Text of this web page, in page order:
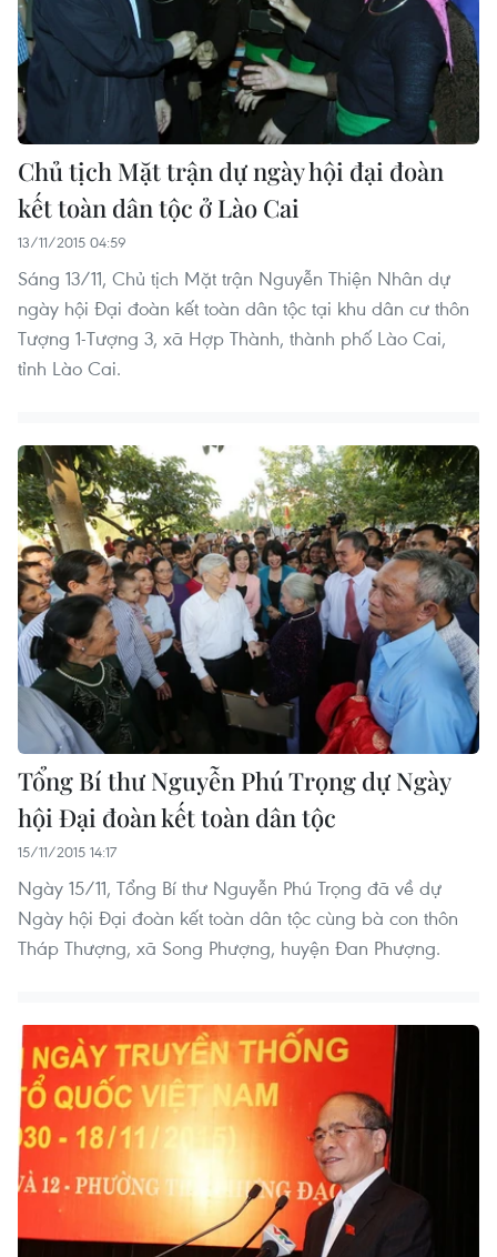
Chủ tịch Mặt trận dự ngày hội đại đoàn
kết toàn dân tộc ở Lào Cai
13/11/2015 04:59
Sáng 13/11, Chủ tịch Mặt trận Nguyễn Thiện Nhân dự
ngày hội Đại đoàn kết toàn dân tộc tại khu dân cư thôn
Tượng 1-Tượng 3, xã Hợp Thành, thành phố Lào Cai,
tỉnh Lào Cai.
Tổng Bí thư Nguyễn Phú Trọng dự Ngày
hội Đại đoàn kết toàn dân tộc
15/11/2015 14:17
Ngày 15/11, Tổng Bí thư Nguyễn Phú Trọng đã về dự
Ngày hội Đại đoàn kết toàn dân tộc cùng bà con thôn
Tháp Thượng, xã Song Phượng, huyện Đan Phượng.